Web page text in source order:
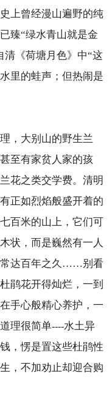
上曾经漫山遍野的纯
臻“绿水青山就是金
清《荷塘月色》中“这
里的蛙声；但热闹是
，大别山的野生兰
至有家贫人家的孩
花之类交学费。清明
正如烈焰般盛开着的
百米的山上，它们可
状，而是巍然有一人
常达百年之久……别看
鹃花开得灿烂，一到
手心般精心养护，一
理很简单----水土异
，愣是置这些杜鹃性
，不加劝止却迎合购